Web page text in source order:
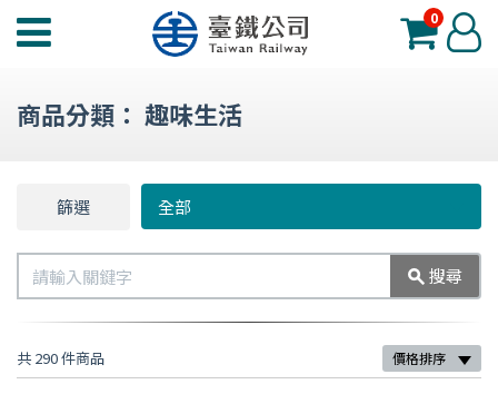
臺
工
選
單
0 登
入
商品分類： 趣味生活
篩選 全部
選
搜尋
共 290 件商品 價格排序